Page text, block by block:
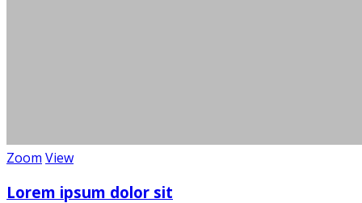
Zoom View
Lorem ipsum dolor sit